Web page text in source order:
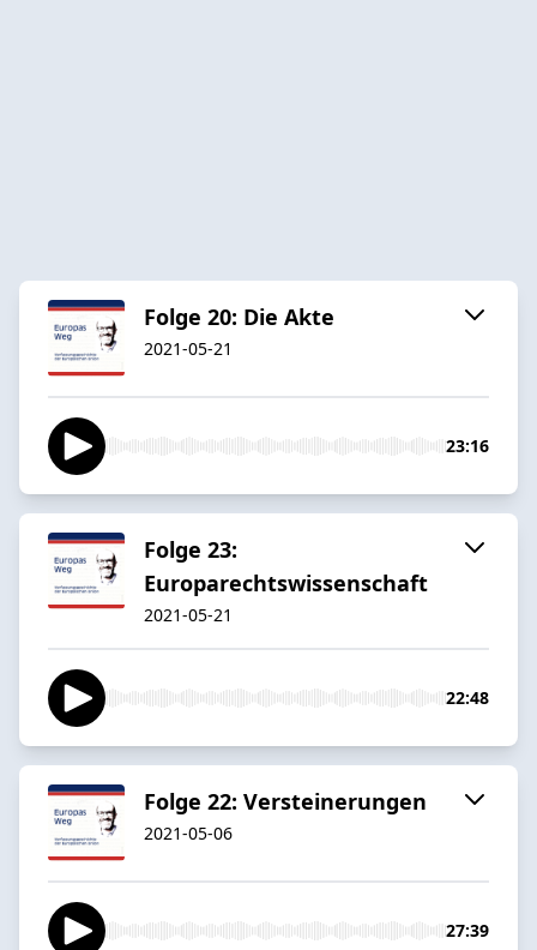
Folge 20: Die Akte
2021-05-21
23:16
Folge 23:
Europarechtswissenschaft
2021-05-21
22:48
Folge 22: Versteinerungen
2021-05-06
27:39